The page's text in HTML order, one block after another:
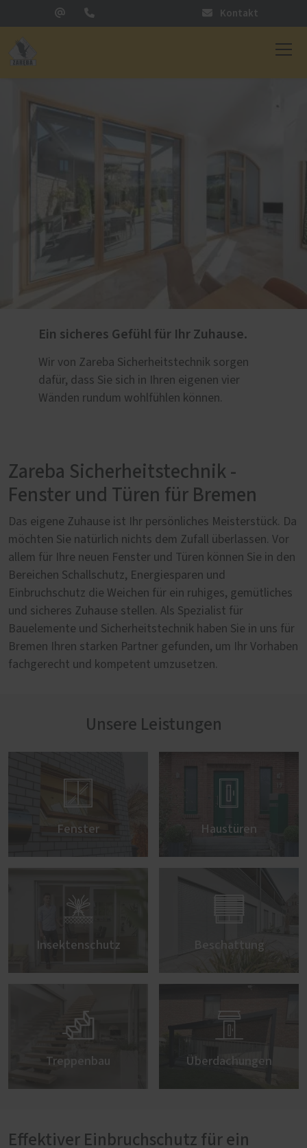
Kontakt
Ein sicheres Gefühl für Ihr Zuhause.
Wir von Zareba Sicherheitstechnik sorgen
dafür, dass Sie sich in Ihren eigenen vier
Wänden rundum wohlfühlen können.
Zareba Sicherheitstechnik -
Fenster und Türen für Bremen
Das eigene Zuhause ist Ihr persönliches Meisterstück. Da
möchten Sie natürlich nichts dem Zufall überlassen. Vor
allem für Ihre neuen Fenster und Türen können Sie in den
Bereichen Schallschutz, Energiesparen und
Einbruchschutz die Weichen für ein ruhiges, gemütliches
und sicheres Zuhause stellen. Als Spezialist für
Bauelemente und Sicherheitstechnik haben Sie in uns für
Bremen Ihren starken Partner gefunden, um Ihr Vorhaben
fachgerecht und kompetent umzusetzen.
Unsere Leistungen

Fenster

Haustüren

Insektenschutz

Beschattung

Treppenbau

Überdachungen
Effektiver Einbruchschutz für ein